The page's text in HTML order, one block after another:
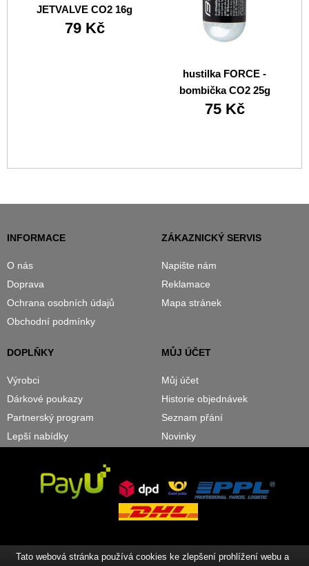
JETVALVE CO2 16g
79 Kč
hustilka FORCE -
bombička CO2 25g
75 Kč
INFORMACE
O nás
Doprava
Ochrana osobních údajů
Obchodní podmínky
ZÁKAZNICKÝ SERVIS
Napište nám
Reklamace
Mapa stránek
DOPLŇKY
Výrobci
Dárkové poukazy
Partnerský program
Lepší nabídky
MŮJ ÚČET
Můj účet
Historie objednávek
Seznam přání
Novinky
Tato webová stránka používá cookies ke zlepšení prohlížení webu a